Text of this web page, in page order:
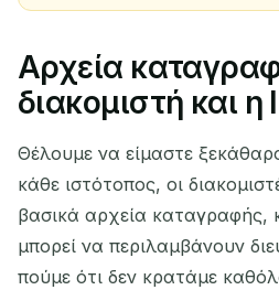
Αρχεία
διακομιστή και η
Θέλουμε να είμαστε
κάθε ιστότοπος, οι
βασικά αρχεία καταγραφής,
μπορεί να περιλαμβάνουν
πούμε ότι δεν κρατάμε